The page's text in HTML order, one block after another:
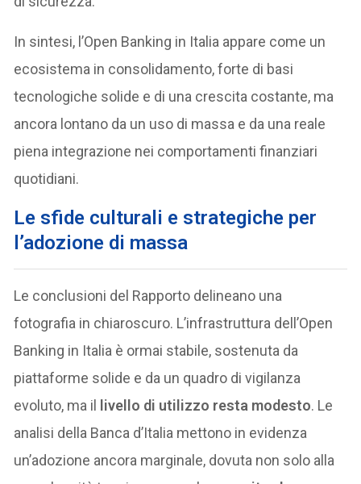
In sintesi, l’Open Banking in Italia appare come un
ecosistema in consolidamento, forte di basi
tecnologiche solide e di una crescita costante, ma
ancora lontano da un uso di massa e da una reale
piena integrazione nei comportamenti finanziari
quotidiani.
Le sfide culturali e strategiche per
l’adozione di massa
Le conclusioni del Rapporto delineano una
fotografia in chiaroscuro. L’infrastruttura dell’Open
Banking in Italia è ormai stabile, sostenuta da
piattaforme solide e da un quadro di vigilanza
evoluto, ma il livello di utilizzo resta modesto. Le
analisi della Banca d’Italia mettono in evidenza
un’adozione ancora marginale, dovuta non solo alla